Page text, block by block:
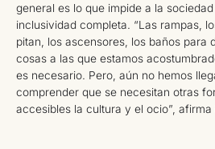
general es lo que impide a la
inclusividad completa. “Las rampas,
pitan, los ascensores, los baños para
cosas a las que estamos
es necesario. Pero, aún no hemos
comprender que se necesitan otras
accesibles la cultura y el ocio”, afirma